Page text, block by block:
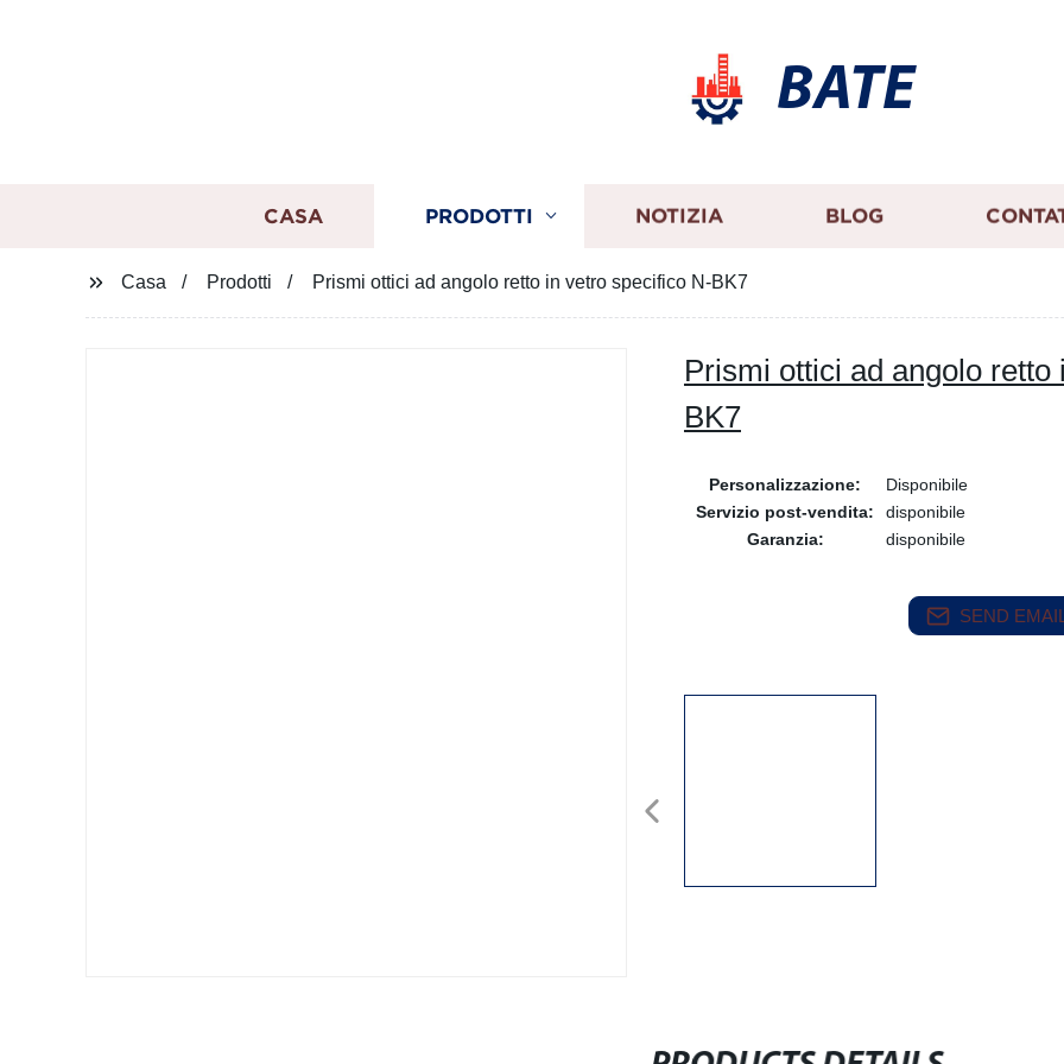
BATE
CASA PRODOTTI NOTIZIA BLOG
Casa Prodotti Prismi ottici ad angolo retto in vetro specifico N-BK7
Prismi ottici ad angolo
BK7
Personalizzazione:
Disponibile
Servizio post-vendita:
disponibile
Garanzia:
disponibile
SEND